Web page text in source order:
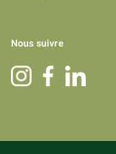
Nous suivre